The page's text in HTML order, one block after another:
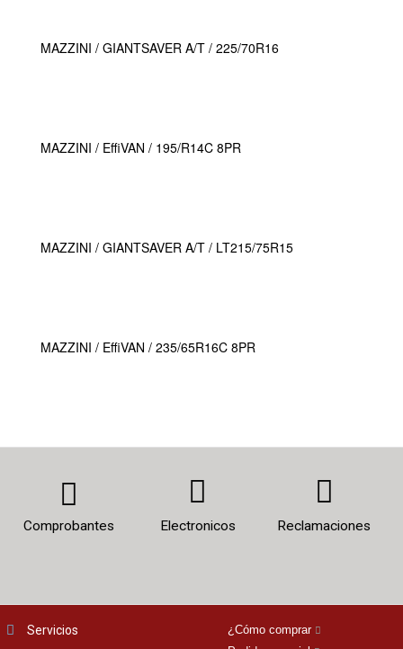
MAZZINI / GIANTSAVER A/T / 225/70R16
MAZZINI / EffiVAN / 195/R14C 8PR
MAZZINI / GIANTSAVER A/T / LT215/75R15
MAZZINI / EffiVAN / 235/65R16C 8PR
Comprobantes Electronicos Reclamaciones
Servicios
¿Cómo comprar